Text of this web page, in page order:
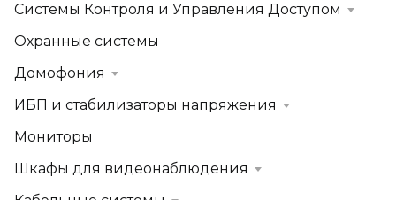
Системы Контроля и Управления Доступом
Охранные системы
Домофония
ИБП и стабилизаторы напряжения
Мониторы
Шкафы для видеонаблюдения